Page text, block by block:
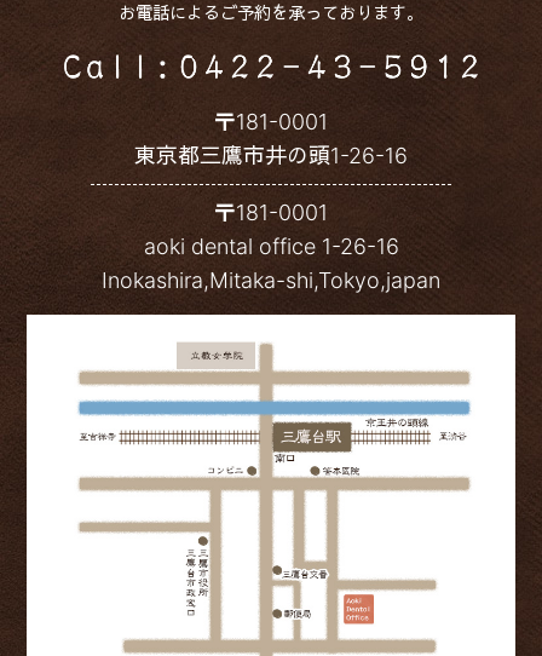
お電話によるご予約を承っております。
〒181-0001
東京都三鷹市井の頭1-26-16
〒181-0001
aoki dental office 1-26-16
Inokashira,Mitaka-shi,Tokyo,japan